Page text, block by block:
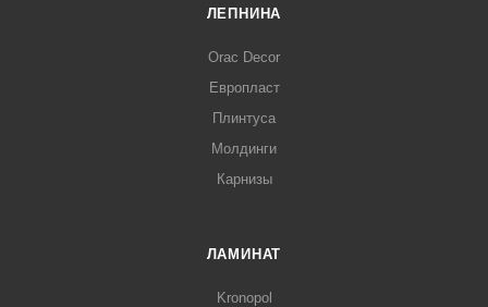
ЛЕПНИНА
Orac Decor
Европласт
Плинтуса
Молдинги
Карнизы
ЛАМИНАТ
Kronopol